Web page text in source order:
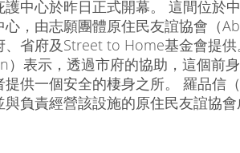
中心於昨日正式開幕。 這間位於
心，由志願團體原住民友誼協會（
、省府及Street to Home基金會提
）表示，透過市府的協助，這個前
供一個安全的棲身之所。 羅品信
負責經營該設施的原住民友誼協會